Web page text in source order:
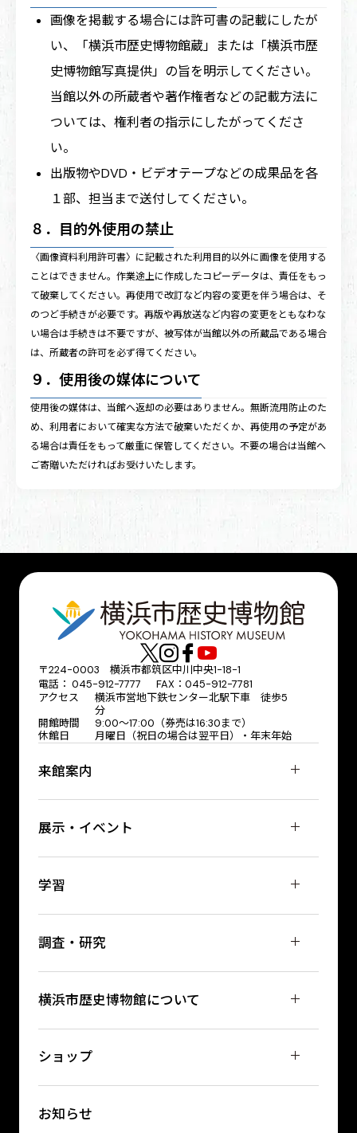
画像を掲載する場合には許可書の記載にしたが
い、「横浜市歴史博物館蔵」または「横浜市歴
史博物館写真提供」の旨を明示してください。
当館以外の所蔵者や著作権者などの記載方法に
ついては、権利者の指示にしたがってくださ
い。
出版物やDVD・ビデオテープなどの成果品を各
１部、担当まで送付してください。
８．目的外使用の禁止
〈画像資料利用許可書〉に記載された利用目的以外に画像を使用する
ことはできません。作業途上に作成したコピーデータは、責任をもっ
て破棄してください。再使用で改訂など内容の変更を伴う場合は、そ
のつど手続きが必要です。再版や再放送など内容の変更をともなわな
い場合は手続きは不要ですが、被写体が当館以外の所蔵品である場合
は、所蔵者の許可を必ず得てください。
９．使用後の媒体について
使用後の媒体は、当館へ返却の必要はありません。無断流用防止のた
め、利用者において確実な方法で破棄いただくか、再使用の予定があ
る場合は責任をもって厳重に保管してください。不要の場合は当館へ
ご寄贈いただければお受けいたします。
〒224-0003 横浜市都筑区中川中央1-18-1
電話： 045-912-7777 FAX：045-912-7781
アクセス
横浜市営地下鉄センター北駅下車 徒歩5
分
開館時間
9:00〜17:00（券売は16:30まで）
休館日
月曜日（祝日の場合は翌平日）・年末年始
来館案内
展示・イベント
学習
調査・研究
横浜市歴史博物館について
ショップ
お知らせ